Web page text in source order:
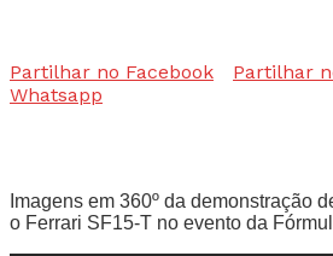
Partilhar no Facebook Partilhar
Whatsapp
Imagens em 360º da demonstração
o Ferrari SF15-T no evento da